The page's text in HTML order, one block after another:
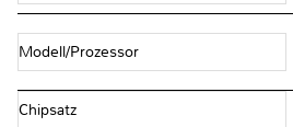
Modell/Prozessor
Chipsatz